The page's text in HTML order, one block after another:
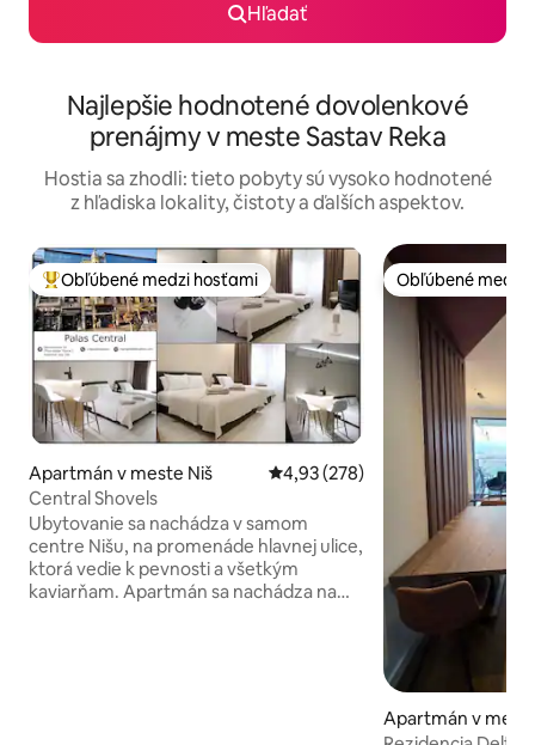
Hľadať
Najlepšie hodnotené dovolenkové
prenájmy v meste Sastav Reka
Hostia sa zhodli: tieto pobyty sú vysoko hodnotené
z hľadiska lokality, čistoty a ďalších aspektov.
Najobľúbenejšie medzi hosťami
Obľúbené medzi hosťami
Apartmán v meste Niš Priemerné ohodnotenie 4,93 z
4,93 (278)
Central Shovels
Ubytovanie sa nachádza v samom
centre Nišu, na promenáde hlavnej ulice,
ktorá vedie k pevnosti a všetkým
kaviarňam. Apartmán sa nachádza na
Obľúbené medzi
Obľúbené medzi
Apartmán v